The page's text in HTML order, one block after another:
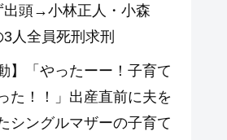
出頭→小林正人・小森
人全員死刑求刑
】「やったーー！子育て
た！！」出産直前に夫を
シングルマザーの子育て